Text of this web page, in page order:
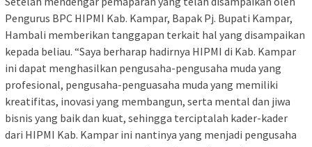
Pengurus BPC HIPMI Kab. Kampar, Bapak Pj. Bupati Kampar,
Hambali memberikan tanggapan terkait hal yang disampaikan
kepada beliau. “Saya berharap hadirnya HIPMI di Kab. Kampar
ini dapat menghasilkan pengusaha-pengusaha muda yang
profesional, pengusaha-penguasaha muda yang memiliki
kreatifitas, inovasi yang membangun, serta mental dan jiwa
bisnis yang baik dan kuat, sehingga terciptalah kader-kader
dari HIPMI Kab. Kampar ini nantinya yang menjadi pengusaha